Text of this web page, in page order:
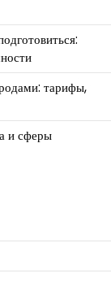
тарифы,
и сферы